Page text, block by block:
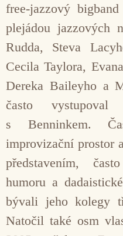
free-jazzový
plejádou jazzových
Rudda, Steva
Cecila Taylora,
Dereka Baileyho a
často
s Benninkem.
improvizační prostor
představením,
humoru a
bývali jeho kolegy
Natočil také osm